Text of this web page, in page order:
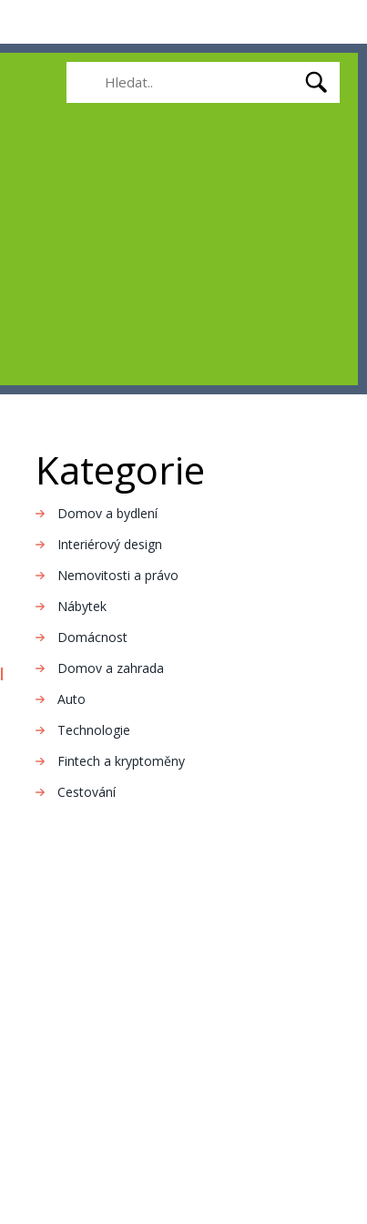
Kategorie
Domov a bydlení
Interiérový design
Nemovitosti a právo
Nábytek
Domácnost
Domov a zahrada
Auto
Technologie
Fintech a kryptoměny
Cestování